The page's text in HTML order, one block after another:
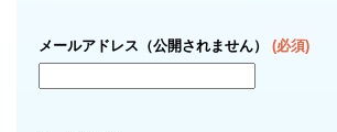
メールアドレス（公開されません） (必須)